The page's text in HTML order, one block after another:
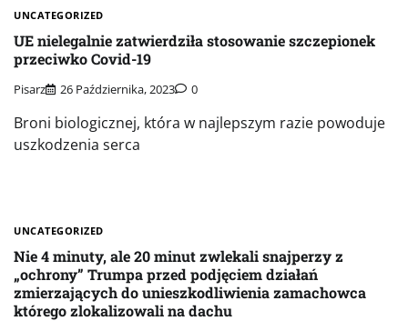
UNCATEGORIZED
UE nielegalnie zatwierdziła stosowanie szczepionek
przeciwko Covid-19
Pisarz 26 Października, 2023 0
Broni biologicznej, która w najlepszym razie powoduje
uszkodzenia serca
UNCATEGORIZED
Nie 4 minuty, ale 20 minut zwlekali snajperzy z
„ochrony” Trumpa przed podjęciem działań
zmierzających do unieszkodliwienia zamachowca
którego zlokalizowali na dachu